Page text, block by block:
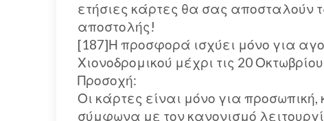
ετήσιες κάρτες θα σας αποσταλούν
αποστολής!
[187]Η προσφορά ισχύει μόνο για
Χιονοδρομικού μέχρι τις 20
Προσοχή:
Οι κάρτες είναι μόνο για
σύμφωνα με τον κανονισμό